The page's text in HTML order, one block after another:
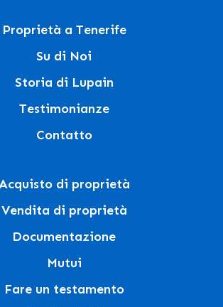
Proprietà a Tenerife
Su di Noi
Storia di Lupain
Testimonianze
Contatto
di proprietà
Vendita di proprietà
Documentazione
Mutui
Fare un testamento